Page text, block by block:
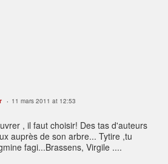
11 mars 2011 at 12:53
, il faut choisir! Des tas d'auteurs
auprès de son arbre... Tytire ,tu
fagi...Brassens, Virgile ....